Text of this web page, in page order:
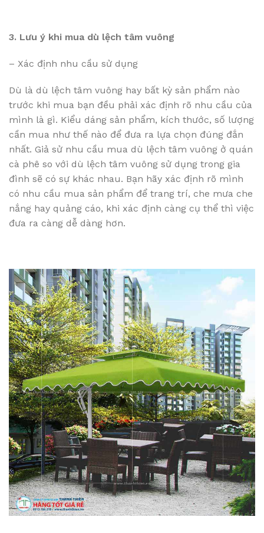
3. Lưu ý khi mua dù lệch tâm vuông
– Xác định nhu cầu sử dụng
Dù là dù lệch tâm vuông hay bất kỳ sản phẩm nào
trước khi mua bạn đều phải xác định rõ nhu cầu của
mình là gì. Kiểu dáng sản phẩm, kích thước, số lượng
cần mua như thế nào để đưa ra lựa chọn đúng đắn
nhất. Giả sử nhu cầu mua dù lệch tâm vuông ở quán
cà phê so với dù lệch tâm vuông sử dụng trong gia
đình sẽ có sự khác nhau. Bạn hãy xác định rõ mình
có nhu cầu mua sản phẩm để trang trí, che mưa che
nắng hay quảng cáo, khi xác định càng cụ thể thì việc
đưa ra càng dễ dàng hơn.